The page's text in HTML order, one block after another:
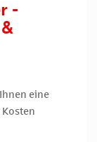
-
eine